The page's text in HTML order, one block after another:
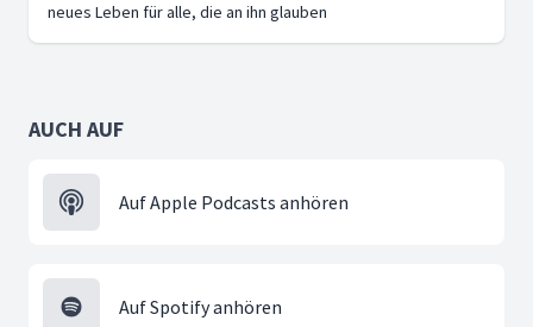
neues Leben für alle, die an ihn glauben
AUCH AUF
Auf Apple Podcasts anhören
Auf Spotify anhören